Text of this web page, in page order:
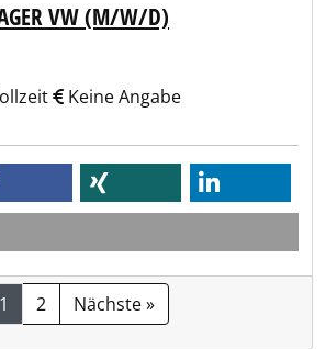
VW (M/W/D)
Keine Angabe
1 2 Nächste »